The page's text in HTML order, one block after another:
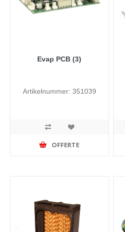
Evap PCB (3)
Artikelnummer: 351039
OFFERTE